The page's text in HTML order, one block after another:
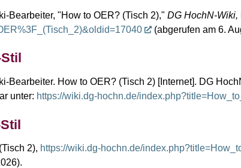
Bearbeiter, "How to OER? (Tisch 2)," DG HochN-Wiki,
(abgerufen am 6.
Bearbeiter. How to OER? (Tisch 2) [Internet]. DG
unter: https://wiki.dg-hochn.de/
2), https://wiki.dg-hochn.de/